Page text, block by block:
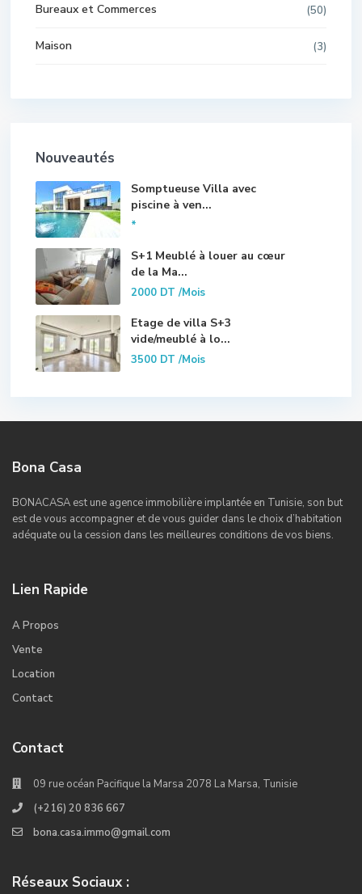
Bureaux et Commerces (50)
Maison (3)
Nouveautés
Somptueuse Villa avec
piscine à ven...
*
S+1 Meublé à louer au cœur
de la Ma...
2000 DT/Mois
Etage de villa S+3
vide/meublé à lo...
3500 DT/Mois
Bona Casa
BONACASA est une agence immobilière implantée en Tunisie, son but
est de vous accompagner et de vous guider dans le choix d’habitation
adéquate ou la cession dans les meilleures conditions de vos biens.
Lien Rapide
A Propos
Vente
Location
Contact
Contact
09 rue océan Pacifique la Marsa 2078 La Marsa, Tunisie
(+216) 20 836 667
bona.casa.immo@gmail.com
Réseaux Sociaux :